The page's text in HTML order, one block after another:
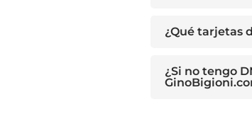
¿Qué tarjetas
¿Si no tengo